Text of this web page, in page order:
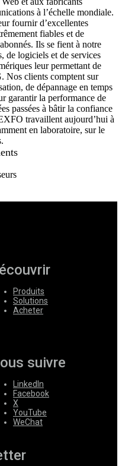
à l’échelle mondiale.
fournir d’excellentes
fiables et de
Ils se fient à notre
de logiciels et de services
leur permettant de
Nos clients comptent sur
de dépannage en temps
garantir la performance de
passées à bâtir la confiance
travaillent aujourd’hui à
en laboratoire, sur le
Produits
Solutions
Acheter
suivre
LinkedIn
Facebook
X
YouTube
WeChat